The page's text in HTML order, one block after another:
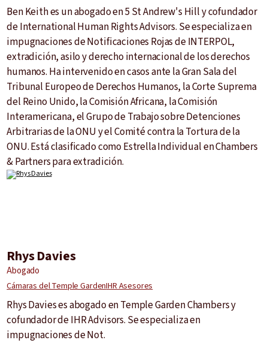
Ben Keith es un abogado en 5 St Andrew's Hill y cofundador
de International Human Rights Advisors. Se especializa en
impugnaciones de Notificaciones Rojas de INTERPOL,
extradición, asilo y derecho internacional de los derechos
humanos. Ha intervenido en casos ante la Gran Sala del
Tribunal Europeo de Derechos Humanos, la Corte Suprema
del Reino Unido, la Comisión Africana, la Comisión
Interamericana, el Grupo de Trabajo sobre Detenciones
Arbitrarias de la ONU y el Comité contra la Tortura de la
ONU. Está clasificado como Estrella Individual en Chambers
& Partners para extradición.
Rhys Davies
Abogado
Cámaras del Temple GardenIHR Asesores
Rhys Davies es abogado en Temple Garden Chambers y
cofundador de IHR Advisors. Se especializa en
impugnaciones de Not.